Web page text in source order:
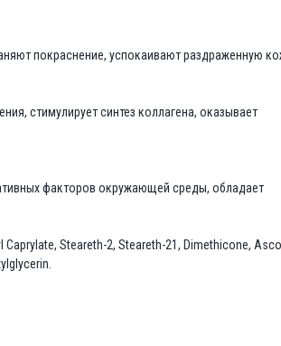
покраснение, успокаивают раздраженную
стимулирует синтез коллагена, оказывает
факторов окружающей среды, обладает
Steareth-2, Steareth-21, Dimethicone,